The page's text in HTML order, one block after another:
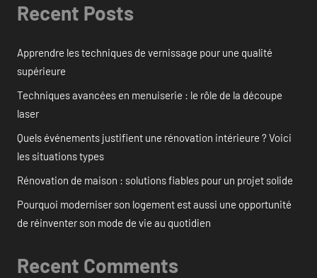
Recent Posts
Apprendre les techniques de vernissage pour une qualité
supérieure
Techniques avancées en menuiserie : le rôle de la découpe
laser
Quels événements justifient une rénovation intérieure ? Voici
les situations types
Rénovation de maison : solutions fiables pour un projet solide
Pourquoi moderniser son logement est aussi une opportunité
de réinventer son mode de vie au quotidien
Recent Comments